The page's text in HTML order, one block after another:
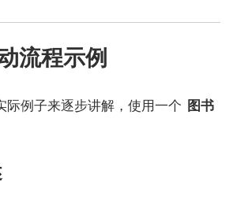
流程示例
际例子来逐步讲解，使用一个 图书